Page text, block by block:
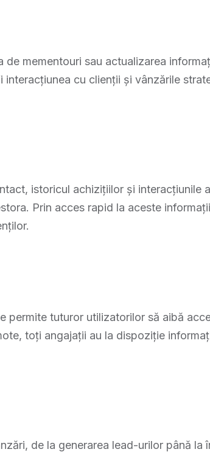
mementouri sau actualizarea
cu clienții și vânzările
istoricul achizițiilor și interacțiunile
Prin acces rapid la aceste
permite tuturor utilizatorilor să aibă
toți angajații au la dispoziție
de la generarea lead-urilor până la